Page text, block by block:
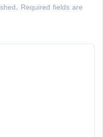
Required fields are